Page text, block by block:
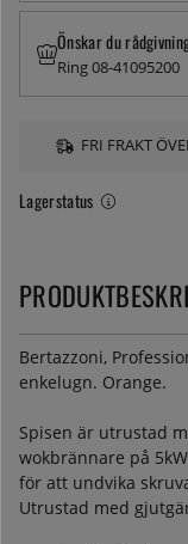
Lagerstatus
Önskar du
Ring 08-41095200
FRI FRAKT
Bertazzoni,
enkelugn. Orange.
Spisen är utrustad
wokbrännare på
för att undvika
Utrustad med